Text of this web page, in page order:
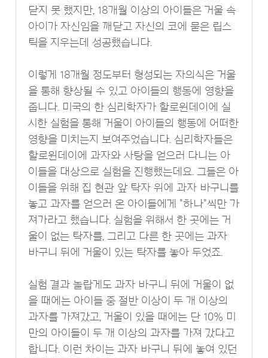
닫지 못 했지만, 18개월 이상의 아이들은 거울 속
아이가 자신임을 깨닫고 자신의 코에 묻은 립스
틱을 지우는데 성공했습니다.
이렇게 18개월 정도부터 형성되는 자의식은 거울
을 통해 향상될 수 있고 아이들의 행동에 영향을
줍니다. 미국의 한 심리학자가 할로윈데이에 실
시한 실험을 통해 거울이 아이들의 행동에 어떠한
영향을 미치는지 보여주었습니다. 심리학자들은
할로윈데이에 과자와 사탕을 얻으러 다니는 아
이들을 대상으로 실험을 진행했는데요. 그들은 아
이들을 위해 집 현관 앞 탁자 위에 과자 바구니를
놓고 과자를 얻으러 온 아이들에게 "하나"씩만 가
져가라고 했습니다. 실험을 위해서 한 곳에는 거
울이 없는 탁자를, 그리고 다른 한 곳에는 과자
바구니 뒤에 거울이 있는 탁자를 놓아 두었죠.
실험 결과 놀랍게도 과자 바구니 뒤에 거울이 없
을 때에는 아이들 중 절반 이상이 두 개 이상의
과자를 가져갔고, 거울이 있을 때에는 단 10% 미
만의 아이들이 두 개 이상의 과자를 가져 갔다고
합니다. 이런 차이는 과자 바구니 뒤에 놓여 있던